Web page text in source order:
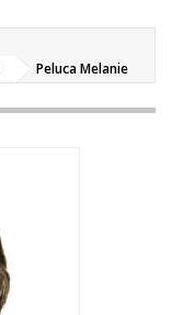
+
Peluca Melanie